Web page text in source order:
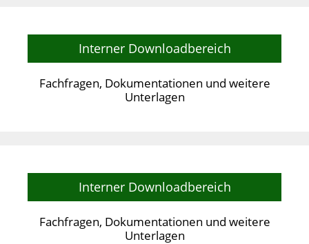
Interner Downloadbereich
Fachfragen, Dokumentationen und weitere
Unterlagen
Interner Downloadbereich
Fachfragen, Dokumentationen und weitere
Unterlagen